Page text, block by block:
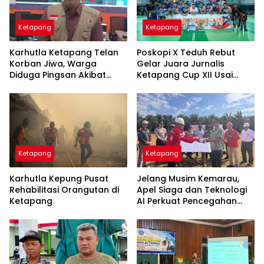
Ketapang
Karhutla Ketapang Telan
Korban Jiwa, Warga
Diduga Pingsan Akibat
Ketapang
Poskopi X Teduh Rebut
Gelar Juara Jurnalis
Ketapang Cup XII Usai
Ketapang
Karhutla Kepung Pusat
Rehabilitasi Orangutan di
Ketapang
Ketapang
Jelang Musim Kemarau,
Apel Siaga dan Teknologi
AI Perkuat Pencegahan